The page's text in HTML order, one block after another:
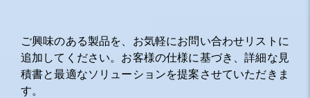
ご興味のある製品を、お気軽にお問い合わせリストに
追加してください。お客様の仕様に基づき、詳細な見
積書と最適なソリューションを提案させていただきま
す。